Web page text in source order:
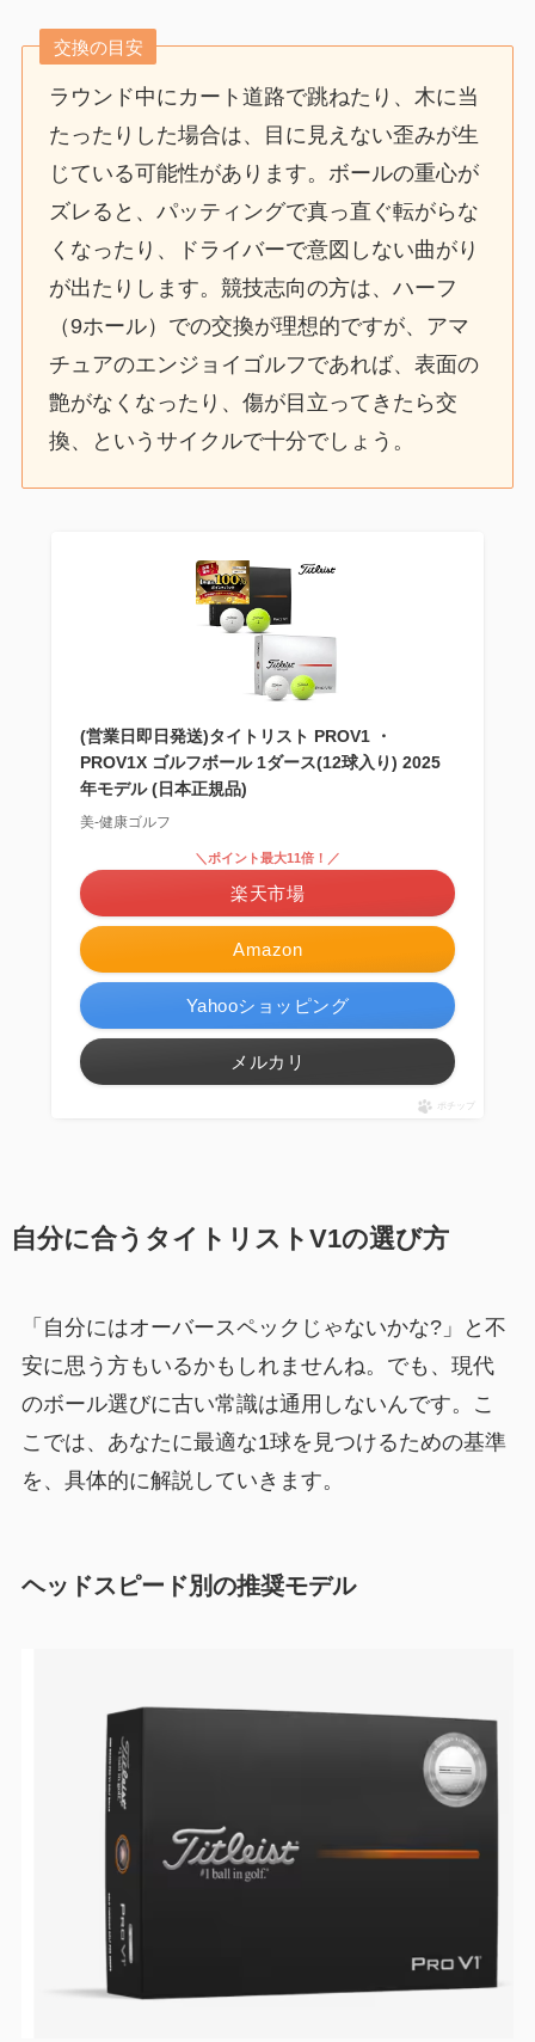
交換の目安
ラウンド中にカート道路で跳ねたり、木に当
たったりした場合は、目に見えない歪みが生
じている可能性があります。ボールの重心が
ズレると、パッティングで真っ直ぐ転がらな
くなったり、ドライバーで意図しない曲がり
が出たりします。競技志向の方は、ハーフ
（9ホール）での交換が理想的ですが、アマ
チュアのエンジョイゴルフであれば、表面の
艶がなくなったり、傷が目立ってきたら交
換、というサイクルで十分でしょう。
(営業日即日発送)タイトリスト PROV1 ・
PROV1X ゴルフボール 1ダース(12球入り) 2025
年モデル (日本正規品)
美-健康ゴルフ
Amazon
＼ポイント最大11倍！／
楽天市場
Yahooショッピング
メルカリ
ポチップ
自分に合うタイトリストV1の選び方
「自分にはオーバースペックじゃないかな?」と不
安に思う方もいるかもしれませんね。でも、現代
のボール選びに古い常識は通用しないんです。こ
こでは、あなたに最適な1球を見つけるための基準
を、具体的に解説していきます。
ヘッドスピード別の推奨モデル